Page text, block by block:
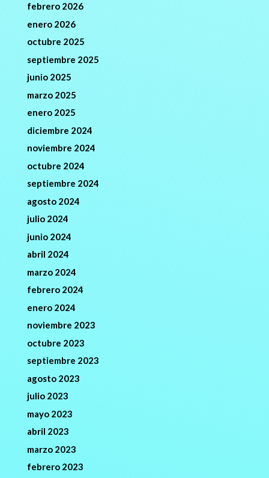
febrero 2026
enero 2026
octubre 2025
septiembre 2025
junio 2025
marzo 2025
enero 2025
diciembre 2024
noviembre 2024
octubre 2024
septiembre 2024
agosto 2024
julio 2024
junio 2024
abril 2024
marzo 2024
febrero 2024
enero 2024
noviembre 2023
octubre 2023
septiembre 2023
agosto 2023
julio 2023
mayo 2023
abril 2023
marzo 2023
febrero 2023